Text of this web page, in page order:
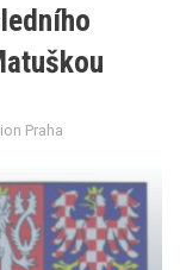
Praha